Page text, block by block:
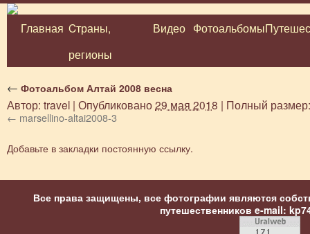
Перейти
Главная Cтраны,
регионы
Видео Фотоальбомы
← Фотоальбом Алтай 2008 весна
Автор: travel | Опубликовано29 мая 2018 | Полный
marsellino-altai2008-3
Добавьте в закладки постоянную ссылку.
Все права защищены, все фотографии являются
путешественников e-mail: